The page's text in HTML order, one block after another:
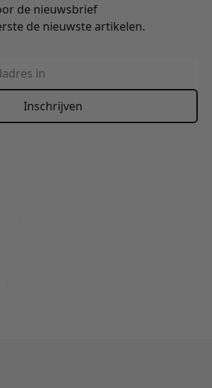
de nieuwsbrief
de nieuwste artikelen.
Inschrijven